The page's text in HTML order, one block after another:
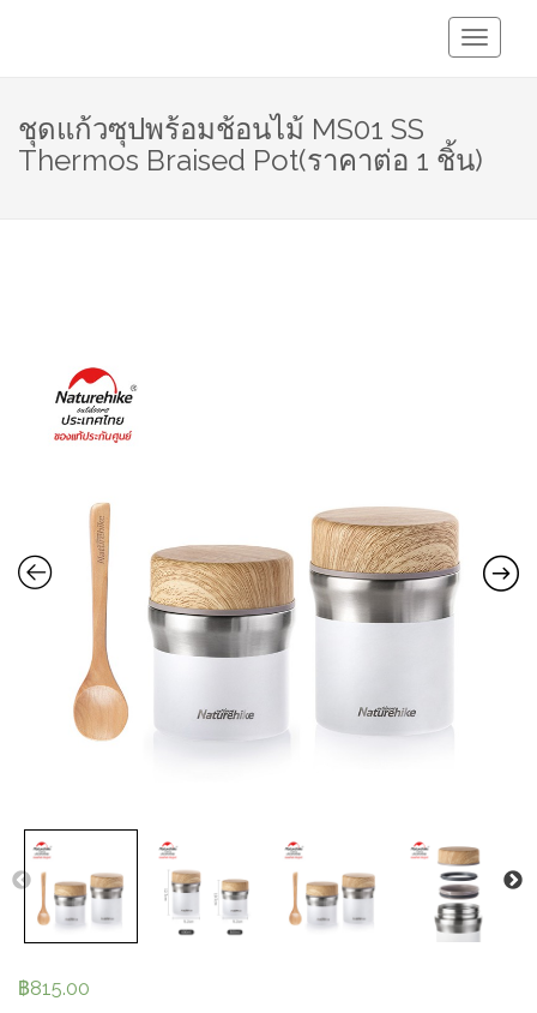
Toggle
ชุดแก้วซุปพร้อมช้อนไม้ MS01 SS
Thermos Braised Pot(ราคาต่อ 1 ชิ้น)
฿815.00